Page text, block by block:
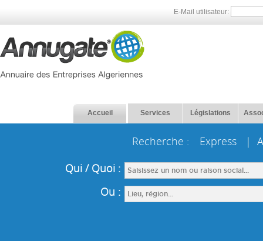
E-Mail utilisateur:
Accueil Services Législations